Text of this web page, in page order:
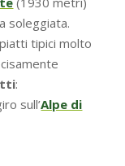
soleggiata.
tipici molto
:
sull’Alpe di